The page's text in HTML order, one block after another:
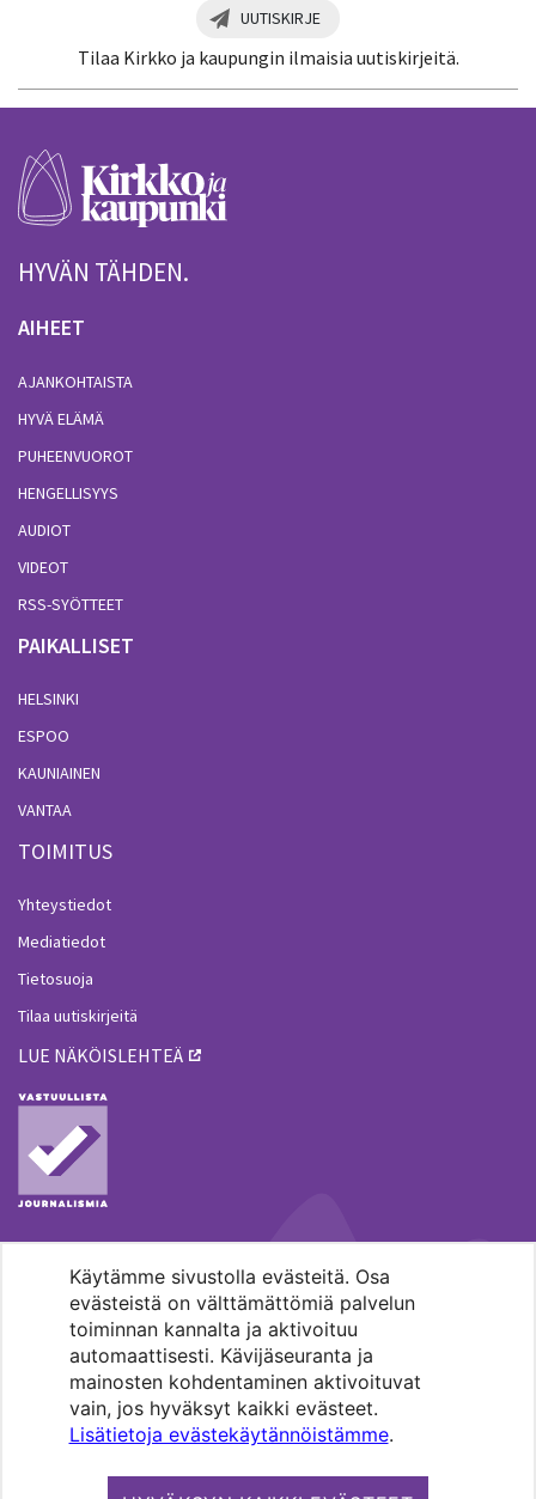
Käytämme sivustolla evästeitä. Osa
evästeistä on välttämättömiä palvelun
toiminnan kannalta ja aktivoituu
automaattisesti. Kävijäseuranta ja
mainosten kohdentaminen aktivoituvat
vain, jos hyväksyt kaikki evästeet.
Lisätietoja evästekäytännöistämme.
UUTISKIRJE
Tilaa Kirkko ja kaupungin ilmaisia uutiskirjeitä.
HYVÄN TÄHDEN.
AIHEET
AJANKOHTAISTA
HYVÄ ELÄMÄ
PUHEENVUOROT
HENGELLISYYS
AUDIOT
VIDEOT
RSS-SYÖTTEET
PAIKALLISET
HELSINKI
ESPOO
KAUNIAINEN
VANTAA
TOIMITUS
Yhteystiedot
Mediatiedot
Tietosuoja
Tilaa uutiskirjeitä
LUE NÄKÖISLEHTEÄ
MENOHAKU
Pääkaupunkiseudun evankelis-
luterilaisten seurakuntien media.